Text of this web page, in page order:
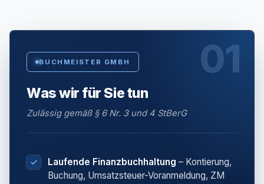
01
BUCHMEISTER GMBH
Was wir für Sie tun
Zulässig gemäß § 6 Nr. 3 und 4 StBerG
Laufende Finanzbuchhaltung – Kontierung,
Buchung, Umsatzsteuer-Voranmeldung, ZM